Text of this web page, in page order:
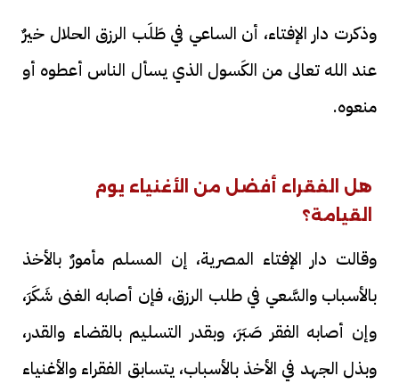
وذكرت دار الإفتاء، أن الساعي في طَلَب الرزق الحلال خيرٌ
عند الله تعالى من الكَسول الذي يسأل الناس أعطوه أو
منعوه.
هل الفقراء أفضل من الأغنياء يوم
القيامة؟
وقالت دار الإفتاء المصرية، إن المسلم مأمورٌ بالأخذ
بالأسباب والسَّعي في طلب الرزق، فإن أصابه الغنى شَكَرَ،
وإن أصابه الفقر صَبَرَ، وبقدر التسليم بالقضاء والقدر،
وبذل الجهد في الأخذ بالأسباب، يتسابق الفقراء والأغنياء